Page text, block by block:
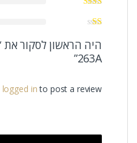
263A”
logged into post a review.